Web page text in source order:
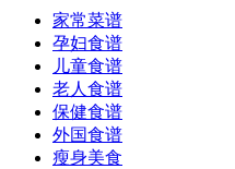
家常菜谱
孕妇食谱
儿童食谱
老人食谱
保健食谱
外国食谱
瘦身美食